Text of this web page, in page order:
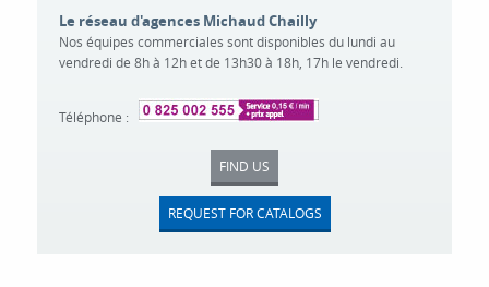
Le réseau d'agences Michaud Chailly
Nos équipes commerciales sont disponibles du lundi au
vendredi de 8h à 12h et de 13h30 à 18h, 17h le vendredi.
Téléphone :
FIND US
REQUEST FOR CATALOGS